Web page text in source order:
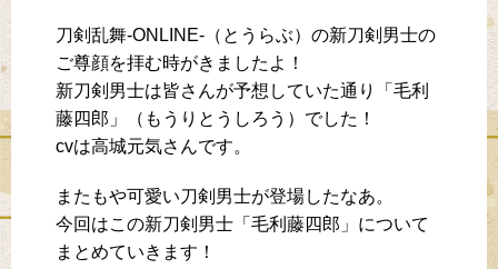
刀剣乱舞-ONLINE-（とうらぶ）の新刀剣男士の
ご尊顔を拝む時がきましたよ！
新刀剣男士は皆さんが予想していた通り「毛利
藤四郎」（もうりとうしろう）でした！
cvは高城元気さんです。
またもや可愛い刀剣男士が登場したなあ。
今回はこの新刀剣男士「毛利藤四郎」について
まとめていきます！